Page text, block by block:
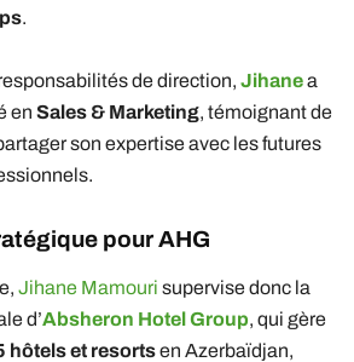
.
de direction, Jihanea
en Sales & Marketing, témoignant de
son expertise avec les futures
pour AHG
Jihane Mamouri supervise donc la
d’Absheron Hotel Group, qui gère
hôtels et resortsen Azerbaïdjan,